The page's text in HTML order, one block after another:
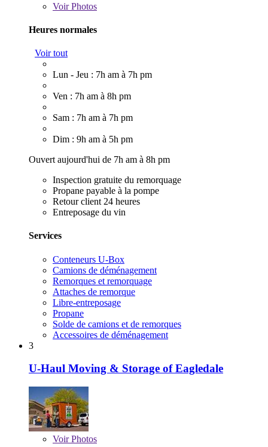
VoirPhotos
Heures normales
Voir tout
Lun - Jeu : 7h am à 7h pm
Ven : 7h am à 8h pm
Sam : 7h am à 7h pm
Dim : 9h am à 5h pm
Ouvert aujourd'hui de 7h am à 8h pm
Inspection gratuite du remorquage
Propane payable à la pompe
Retour client 24 heures
Entreposage du vin
Services
Conteneurs U-Box
Camions de déménagement
Remorques et remorquage
Attaches de remorque
Libre-entreposage
Propane
Solde de camions et de remorques
Accessoires de déménagement
3
U-Haul Moving & Storage of Eagledale
VoirPhotos